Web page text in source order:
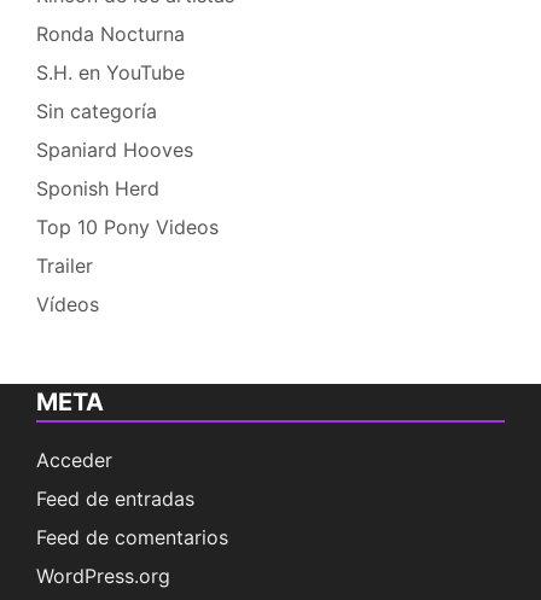
Ronda Nocturna
S.H. en YouTube
Sin categoría
Spaniard Hooves
Sponish Herd
Top 10 Pony Videos
Trailer
Vídeos
META
Acceder
Feed de entradas
Feed de comentarios
WordPress.org